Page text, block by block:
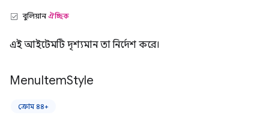
বুলিয়ানঐচ্ছিক
এই আইটেমটি দৃশ্যমান তা নির্দেশ করে।
MenuItemStyle
ক্রোম ৪৪+